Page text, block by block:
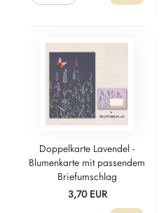
Doppelkarte Lavendel -
Blumenkarte mit passendem
Briefumschlag
3,70 EUR